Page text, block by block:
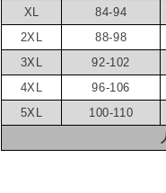
XL
84-94
2XL
88-98
3XL
92-102
4XL
96-106
5XL
100-110